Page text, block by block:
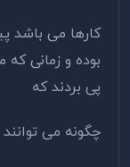
کارها می باشد
بوده و زمانی
پی بردند که
چگونه می